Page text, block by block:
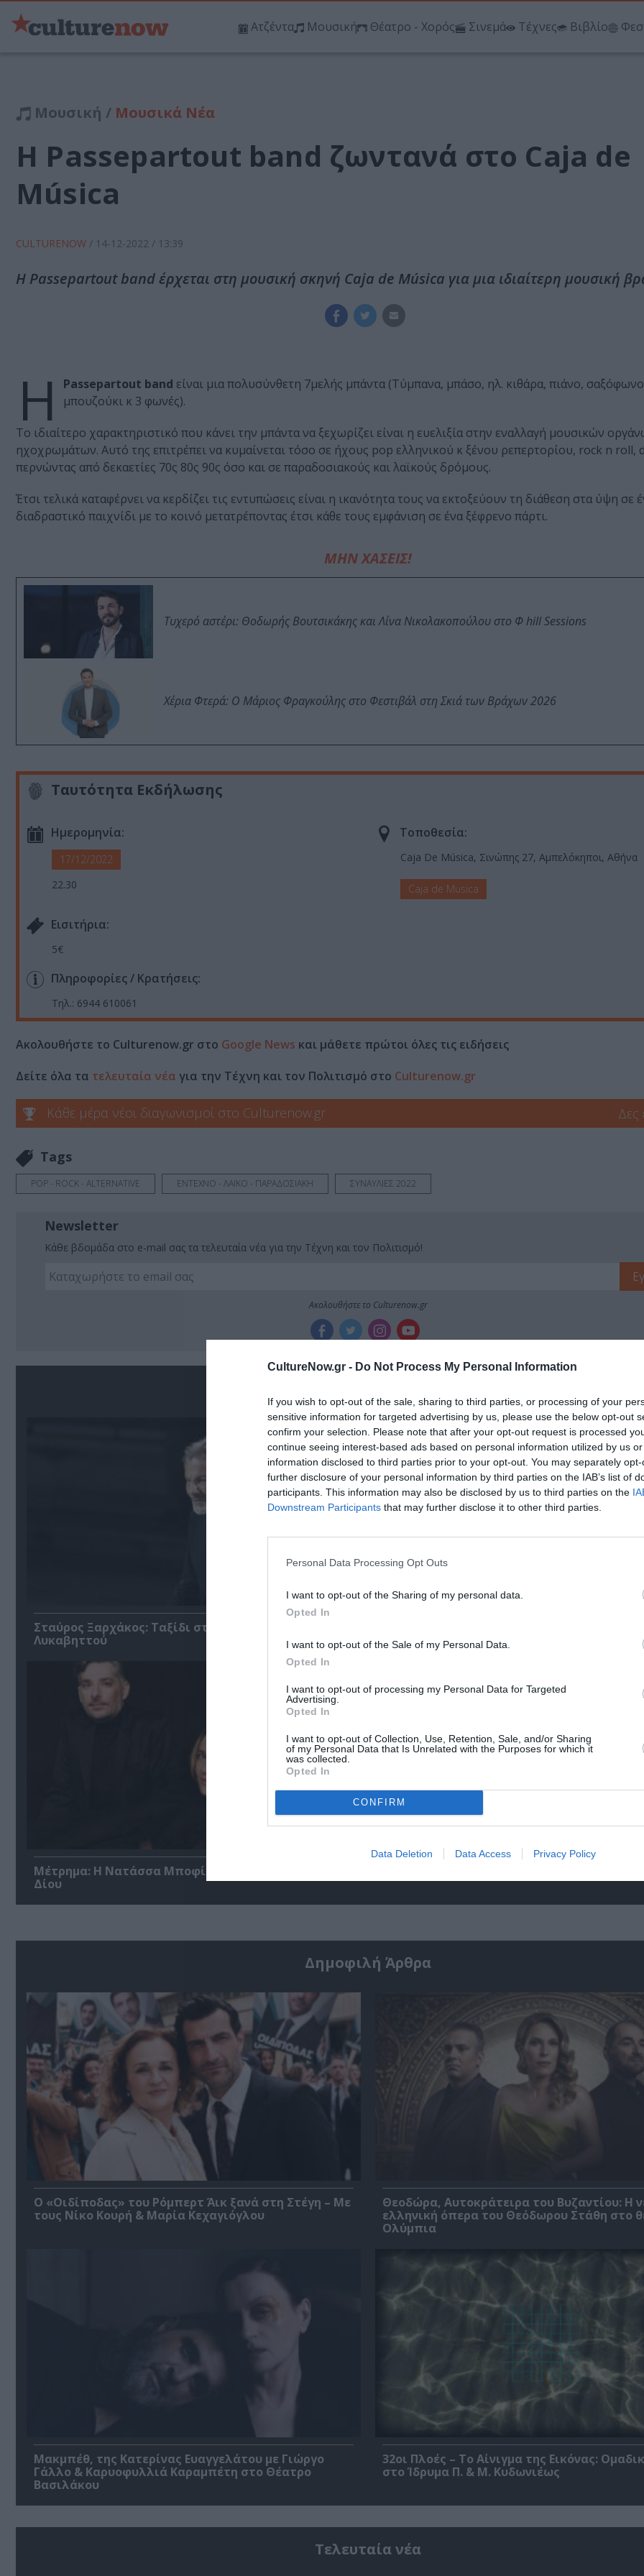
CultureNow.gr - Do Not Process My Personal Information
If you wish to opt-out of the sale, sharing to third parties, or processing of your
sensitive information for targeted advertising by us, please use the below opt-out
confirm your selection. Please note that after your opt-out request is processed
continue seeing interest-based ads based on personal information utilized by us
information disclosed to third parties prior to your opt-out. You may separately
further disclosure of your personal information by third parties on the IAB’s list of
participants. This information may also be disclosed by us to third parties on the
Downstream Participants that may further disclose it to other third parties.
Personal Data Processing Opt Outs
I want to opt-out of the Sharing of my personal data.
Opted In
I want to opt-out of the Sale of my Personal Data.
Opted In
I want to opt-out of processing my Personal Data for Targeted
Advertising.
Opted In
I want to opt-out of Collection, Use, Retention, Sale, and/or Sharing
of my Personal Data that Is Unrelated with the Purposes for which it
was collected.
Opted In
CONFIRM
Data Deletion Data Access Privacy Policy
Ατζέντα Μουσική Θέατρο - Χορός Σινεμά Τέχνες Βιβλίο
Μουσική / Μουσικά Νέα
Η Passepartout band ζωντανά στο Caja de
Música
CULTURENOW / 14-12-2022 / 13:39
Η Passepartout band έρχεται στη μουσική σκηνή Caja de Música για μια ιδιαίτερη μουσική
Η Passepartout band είναι μια πολυσύνθετη 7μελής μπάντα (Τύμπανα, μπάσο, ηλ. κιθάρα, πιάνο,
μπουζούκι κ 3 φωνές).
To ιδιαίτερο χαρακτηριστικό που κάνει την μπάντα να ξεχωρίζει είναι η ευελιξία στην εναλλαγή μουσικών
ηχοχρωμάτων. Αυτό της επιτρέπει να κυμαίνεται τόσο σε ήχους pop ελληνικού κ ξένου ρεπερτορίου, rock n roll,
περνώντας από δεκαετίες 70ς 80ς 90ς όσο και σε παραδοσιακούς και λαϊκούς δρόμους.
Έτσι τελικά καταφέρνει να κερδίζει τις εντυπώσεις είναι η ικανότητα τους να εκτοξεύουν τη διάθεση στα ύψη σε
διαδραστικό παιχνίδι με το κοινό μετατρέποντας έτσι κάθε τους εμφάνιση σε ένα ξέφρενο πάρτι.
ΜΗΝ ΧΑΣΕΙΣ!
Τυχερό αστέρι: Θοδωρής Βουτσικάκης και Λίνα Νικολακοπούλου στο Φ hill Sessions
Χέρια Φτερά: Ο Μάριος Φραγκούλης στο Φεστιβάλ στη Σκιά των Βράχων 2026
Ταυτότητα Εκδήλωσης
Ημερομηνία:
17/12/2022
22.30
Τοποθεσία:
Caja De Música, Σινώπης 27, Αμπελόκηποι, Αθήνα
Caja de Musica
Eισιτήρια:
5€
Πληροφορίες / Κρατήσεις:
Τηλ.: 6944 610061
Ακολουθήστε το Culturenow.gr στο Google News και μάθετε πρώτοι όλες τις ειδήσεις
Δείτε όλα τα τελευταία νέα για την Τέχνη και τον Πολιτισμό στο Culturenow.gr
Κάθε μέρα νέοι διαγωνισμοί στο Culturenow.gr
Tags
POP - ROCK - ALTERNATIVE ΕΝΤΕΧΝΟ - ΛΑΪΚΟ - ΠΑΡΑΔΟΣΙΑΚΗ ΣΥΝΑΥΛΙΕΣ 2022
Newsletter
Κάθε βδομάδα στο e-mail σας τα τελευταία νέα για την Τέχνη και τον Πολιτισμό!
Ακολουθήστε το Culturenow.gr
Σταύρος Ξαρχάκος: Ταξίδι στο φως στο Θέατρο
Λυκαβηττού
δυναμικό συναυλιακό Σεπτέμβριο!
Μέτρημα: Η Νατάσσα Μποφίλιου στο Αρχαίο Θέατρο
Δίου
Δημοφιλή Άρθρα
O «Οιδίποδας» του Ρόμπερτ Άικ ξανά στη Στέγη – Με
τους Νίκο Κουρή & Μαρία Κεχαγιόγλου
Θεοδώρα, Αυτοκράτειρα του Βυζαντίου: Η
ελληνική όπερα του Θεόδωρου Στάθη στο
Ολύμπια
Μακμπέθ, της Κατερίνας Ευαγγελάτου με Γιώργο
Γάλλο & Καρυοφυλλιά Καραμπέτη στο Θέατρο
Βασιλάκου
32οι Πλοές – Το Αίνιγμα της Εικόνας:
στο Ίδρυμα Π. & Μ. Κυδωνιέως
Τελευταία νέα